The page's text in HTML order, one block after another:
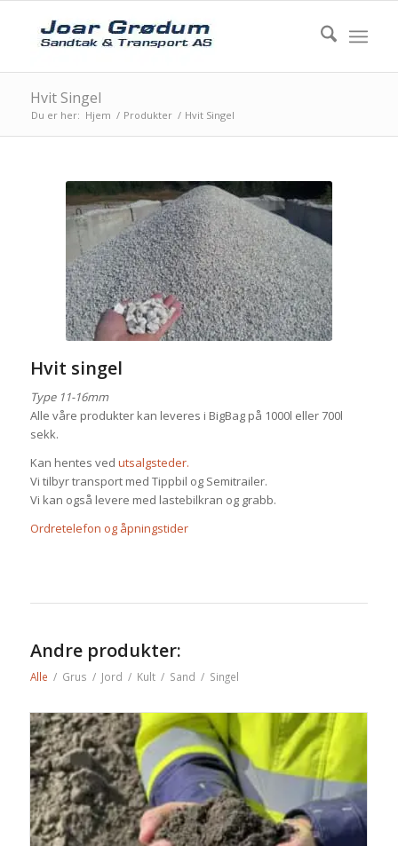
Hvit Singel
Du er her: Hjem / Produkter / Hvit Singel
Hvit singel
Type 11-16mm
Alle våre produkter kan leveres i BigBag på 1000l eller 700l
sekk.
Kan hentes ved utsalgsteder.
Vi tilbyr transport med Tippbil og Semitrailer.
Vi kan også levere med lastebilkran og grabb.
Ordretelefon og åpningstider
Andre produkter:
Alle / Grus / Jord / Kult / Sand / Singel